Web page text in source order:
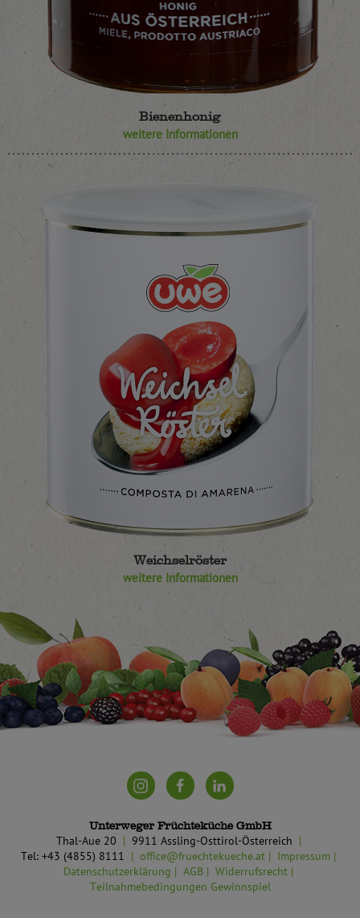
Bienenhonig
weitere Informationen
Weichselröster
weitere Informationen
Unterweger Früchteküche GmbH
Thal-Aue 20
9911 Assling-Osttirol-Österreich
Tel: +43 (4855) 8111
office@fruechtekueche.at
Impressum
Datenschutzerklärung
AGB
Widerrufsrecht
Teilnahmebedingungen Gewinnspiel